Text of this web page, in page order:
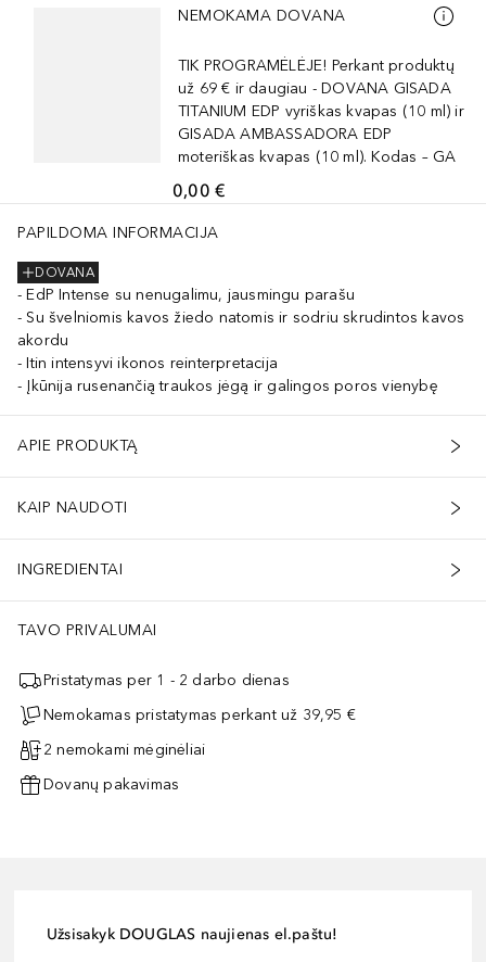
NEMOKAMA DOVANA
TIK PROGRAMĖLĖJE! Perkant produktų
už 69 € ir daugiau - DOVANA GISADA
TITANIUM EDP vyriškas kvapas (10 ml) ir
GISADA AMBASSADORA EDP
moteriškas kvapas (10 ml). Kodas – GA
0,00 €
PAPILDOMA INFORMACIJA
DOVANA
EdP Intense su nenugalimu, jausmingu parašu
Su švelniomis kavos žiedo natomis ir sodriu skrudintos kavos
akordu
Itin intensyvi ikonos reinterpretacija
Įkūnija rusenančią traukos jėgą ir galingos poros vienybę
APIE PRODUKTĄ
KAIP NAUDOTI
INGREDIENTAI
TAVO PRIVALUMAI
Pristatymas per 1 - 2 darbo dienas
Nemokamas pristatymas perkant už 39,95 €
2 nemokami mėginėliai
Dovanų pakavimas
Užsisakyk DOUGLAS naujienas el.paštu!